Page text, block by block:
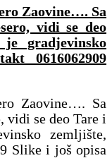
Zaovine…. Sa
vidi se deo
gradjevinsko
0616062909
Zaovine…. Sa
vidi se deo Tare i
zemljište,
Slike i još opisa